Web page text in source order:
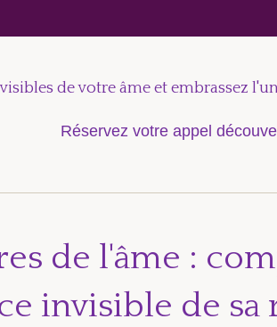
de votre âme et embrassez
Réservez votre appel
de l'âme :
invisible de sa